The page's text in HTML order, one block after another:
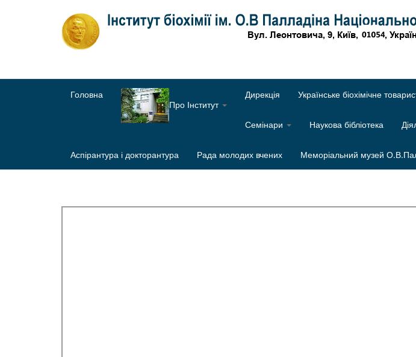
Головна
Про Інститут
Дирекція Українське біохімічне
Семінари Наукова бібліотека
Аспірантура і докторантура Рада молодих вчених Меморіальний музей